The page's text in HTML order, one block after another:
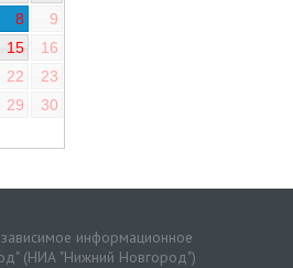
8
9
15
16
22
23
29
30
информационное
(НИА "Нижний Новгород")